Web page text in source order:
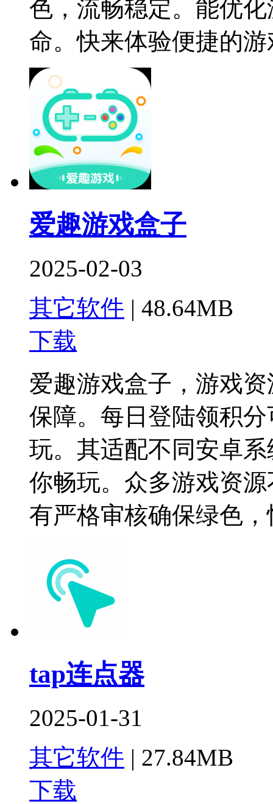
色，流畅稳定。能优
命。快来体验便捷的
爱趣游戏盒子
2025-02-03
其它软件 | 48.64MB
下载
爱趣游戏盒子，游戏
保障。每日登陆领积
玩。其适配不同安卓
你畅玩。众多游戏资
有严格审核确保绿色
tap连点器
2025-01-31
其它软件 | 27.84MB
下载